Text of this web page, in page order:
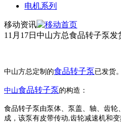
电机系列
移动资讯
11月17日中山方总食品转子泵发
中山方总定制的食品转子泵已发货。
中山食品转子泵的构造：
食品转子泵由泵体、泵盖、轴、齿轮
成，该泵有皮带传动,齿轮减速机和